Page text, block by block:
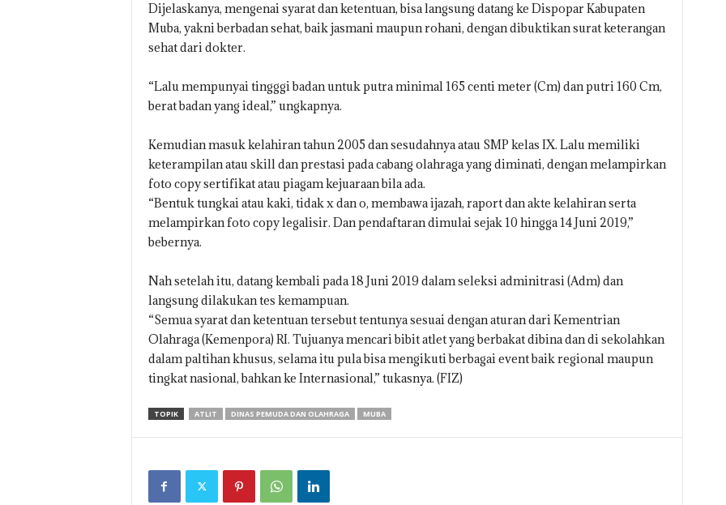
Dijelaskanya, mengenai syarat dan ketentuan, bisa langsung datang ke Dispopar Kabupaten
Muba, yakni berbadan sehat, baik jasmani maupun rohani, dengan dibuktikan surat keterangan
sehat dari dokter.
“Lalu mempunyai tingggi badan untuk putra minimal 165 centi meter (Cm) dan putri 160 Cm,
berat badan yang ideal,” ungkapnya.
Kemudian masuk kelahiran tahun 2005 dan sesudahnya atau SMP kelas IX. Lalu memiliki
keterampilan atau skill dan prestasi pada cabang olahraga yang diminati, dengan melampirkan
foto copy sertifikat atau piagam kejuaraan bila ada.
“Bentuk tungkai atau kaki, tidak x dan o, membawa ijazah, raport dan akte kelahiran serta
melampirkan foto copy legalisir. Dan pendaftaran dimulai sejak 10 hingga 14 Juni 2019,”
bebernya.
Nah setelah itu, datang kembali pada 18 Juni 2019 dalam seleksi adminitrasi (Adm) dan
langsung dilakukan tes kemampuan.
“Semua syarat dan ketentuan tersebut tentunya sesuai dengan aturan dari Kementrian
Olahraga (Kemenpora) RI. Tujuanya mencari bibit atlet yang berbakat dibina dan di sekolahkan
dalam paltihan khusus, selama itu pula bisa mengikuti berbagai event baik regional maupun
tingkat nasional, bahkan ke Internasional,” tukasnya. (FIZ)
TOPIK ATLIT DINAS PEMUDA DAN OLAHRAGA MUBA